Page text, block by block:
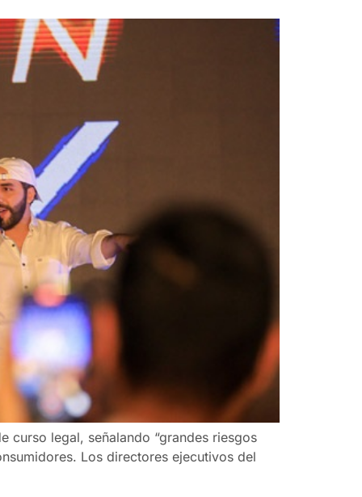
curso legal, señalando “grandes riesgos
Los directores ejecutivos del